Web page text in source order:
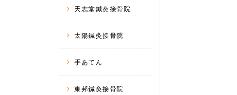
天志堂鍼灸接骨院
太陽鍼灸接骨院
手あてん
東邦鍼灸接骨院